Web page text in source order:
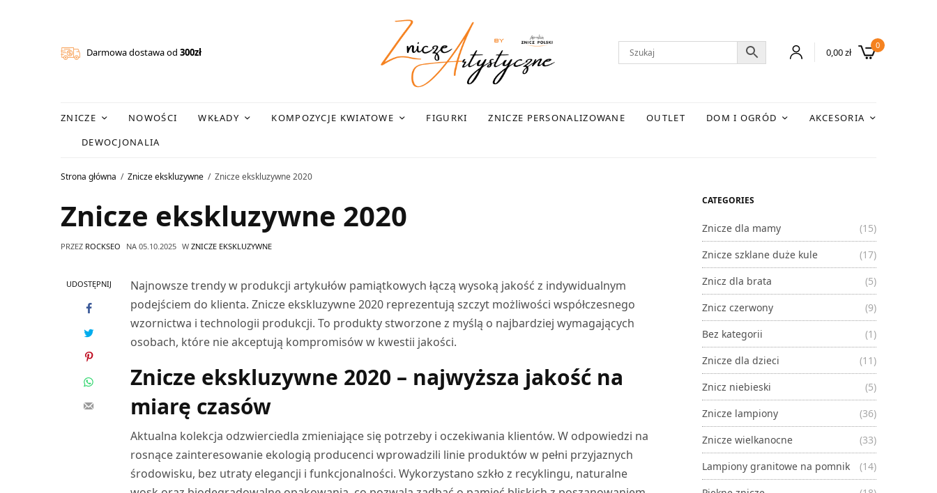
Darmowa dostawa od300zł 0,00zł
0
ZNICZE NOWOŚCI WKŁADY KOMPOZYCJE KWIATOWE FIGURKI ZNICZE PERSONALIZOWANE OUTLET DOM I OGRÓD
AKCESORIA
DEWOCJONALIA
Strona główna Znicze ekskluzywne Znicze ekskluzywne 2020
Znicze ekskluzywne 2020
PRZEZ ROCKSEO NA 05.10.2025 W ZNICZE EKSKLUZYWNE
UDOSTĘPNIJ
Najnowsze trendy w produkcji artykułów pamiątkowych łączą wysoką jakość z indywidualnym
podejściem do klienta. Znicze ekskluzywne 2020 reprezentują szczyt możliwości współczesnego
wzornictwa i technologii produkcji. To produkty stworzone z myślą o najbardziej wymagających
osobach, które nie akceptują kompromisów w kwestii jakości.
Znicze ekskluzywne 2020 – najwyższa jakość na
miarę czasów
Aktualna kolekcja odzwierciedla zmieniające się potrzeby i oczekiwania klientów. W odpowiedzi na
rosnące zainteresowanie ekologią producenci wprowadzili linie produktów w pełni przyjaznych
środowisku, bez utraty elegancji i funkcjonalności. Wykorzystano szkło z recyklingu, naturalne
CATEGORIES
Znicze dla mamy
(15)
Znicze szklane duże kule
(17)
Znicz dla brata
(5)
Znicz czerwony
(9)
Bez kategorii
(1)
Znicze dla dzieci
(11)
Znicz niebieski
(5)
Znicze lampiony
(36)
Znicze wielkanocne
(33)
Lampiony granitowe na pomnik
(14)